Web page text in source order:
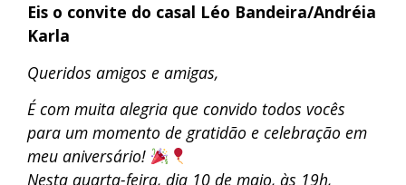
Eis o convite do casal Léo Bandeira/Andréia
Karla
Queridos amigos e amigas,
É com muita alegria que convido todos vocês
para um momento de gratidão e celebração em
meu aniversário!
Nesta quarta-feira, dia 10 de maio, às 19h,